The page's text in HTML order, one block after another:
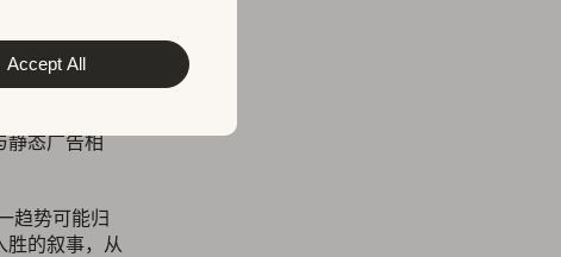
Accept All
静态广告相
趋势可能归
胜的叙事，从